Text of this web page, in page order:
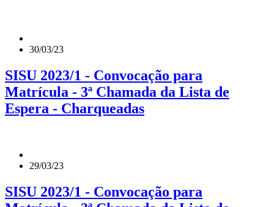
30/03/23
SISU 2023/1 - Convocação para
Matrícula - 3ª Chamada da Lista de
Espera - Charqueadas
29/03/23
SISU 2023/1 - Convocação para